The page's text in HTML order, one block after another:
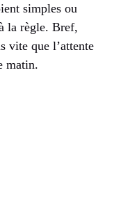
simples ou
la règle. Bref,
vite que l’attente
matin.